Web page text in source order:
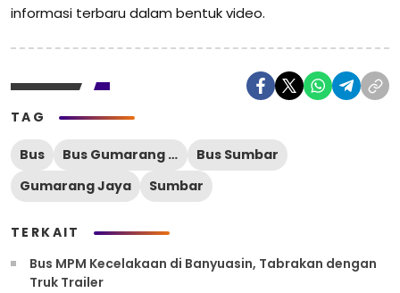
informasi terbaru dalam bentuk video.
TAG
Bus Bus Gumarang Jaya
Bus Sumbar
Gumarang Jaya
Sumbar
TERKAIT
Bus MPM Kecelakaan di Banyuasin, Tabrakan dengan
Truk Trailer